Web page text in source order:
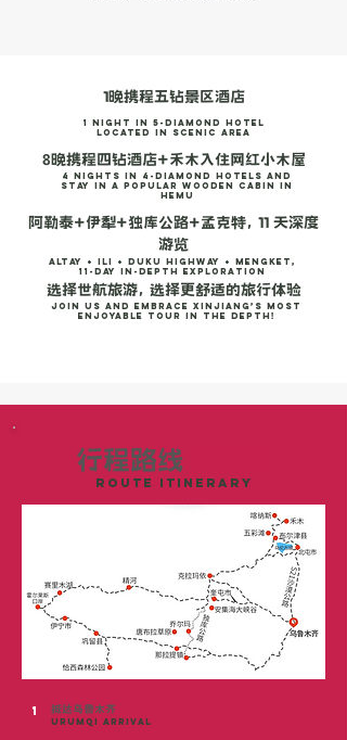
1晚携程五钻景区酒店
1 Night in 5-Diamond Hotel
located in scenic area
8晚携程四钻酒店+禾木入住网红小木屋
4 Nights in 4-Diamond Hotels and
Stay in a Popular Wooden Cabin in
Hemu
阿勒泰+伊犁+独库公路+孟克特， 11 天深度
游览
Altay + Ili + Duku Highway + Mengket,
11-Day In-Depth Exploration
选择世航旅游， 选择更舒适的旅行体验
Join us and embrace Xinjiang’s most
enjoyable tour in the depth!
行程路线
ROUTE ITINERARY
1 抵达乌鲁木齐
urumqi arrival